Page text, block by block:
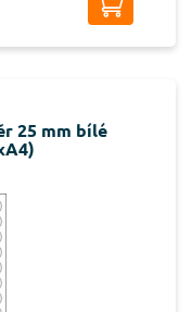
25 mm bílé